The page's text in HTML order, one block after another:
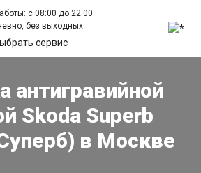
с 08:00 до 22:00
без выходных.
сервис
антигравийной
Skoda Superb
в Москве